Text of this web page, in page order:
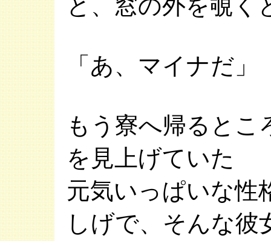
と、窓の外を覗く
「あ、マイナだ」
もう寮へ帰るとこ
を見上げていた
元気いっぱいな性
しげで、そんな彼